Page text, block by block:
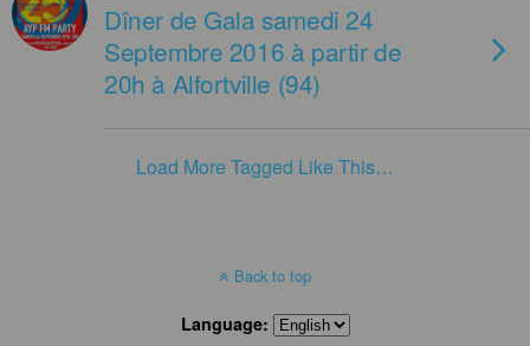
Dîner de Gala samedi 24
Septembre 2016 à partir de
20h à Alfortville (94)
Load More Tagged Like This…
Back to top
Language: